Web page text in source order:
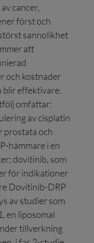
cancer,
först och
sannolikhet
att
och kostnader
blir effektivare.
omfattar:
av cisplatin
prostata och
hämmare i en
dovitinib, som
för indikationer
Dovitinib-DRP
av studier som
en liposomal
tillverkning